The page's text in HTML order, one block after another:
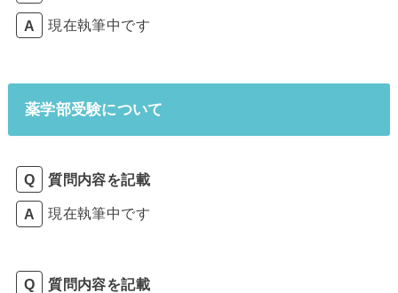
現在執筆中です
薬学部受験について
質問内容を記載
現在執筆中です
質問内容を記載